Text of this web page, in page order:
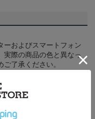
ーおよびスマートフォン
実際の商品の色と異なっ
了承ください。
デザインなどの仕様が予